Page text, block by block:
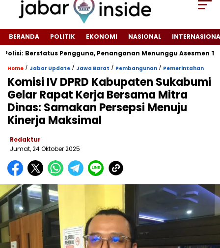
BERANDA POLITIK EKONOMI NASIONAL
Pengguna, Penanganan Menunggu Asesmen Terpadu
Home / Jabar Update / Jawa Barat / Pembangunan / Pemerintahan
‎Komisi IV DPRD Kabupaten Sukabumi
Gelar Rapat Kerja Bersama Mitra
Dinas: Samakan Persepsi Menuju
Kinerja Maksimal‎
Redaktur
Jumat, 24 Oktober 2025